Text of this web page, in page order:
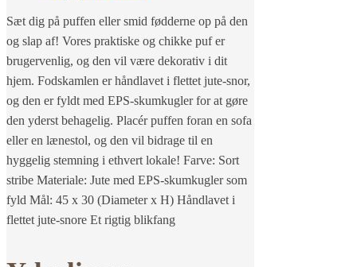
Sæt dig på puffen eller smid fødderne op på den
og slap af! Vores praktiske og chikke puf er
brugervenlig, og den vil være dekorativ i dit
hjem. Fodskamlen er håndlavet i flettet jute-snor,
og den er fyldt med EPS-skumkugler for at gøre
den yderst behagelig. Placér puffen foran en sofa
eller en lænestol, og den vil bidrage til en
hyggelig stemning i ethvert lokale! Farve: Sort
stribe Materiale: Jute med EPS-skumkugler som
fyld Mål: 45 x 30 (Diameter x H) Håndlavet i
flettet jute-snore Et rigtig blikfang